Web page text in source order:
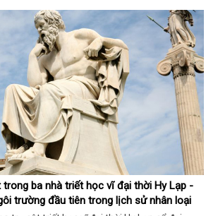
ba nhà triết học vĩ đại thời Hy Lạp -
trường đầu tiên trong lịch sử nhân loại